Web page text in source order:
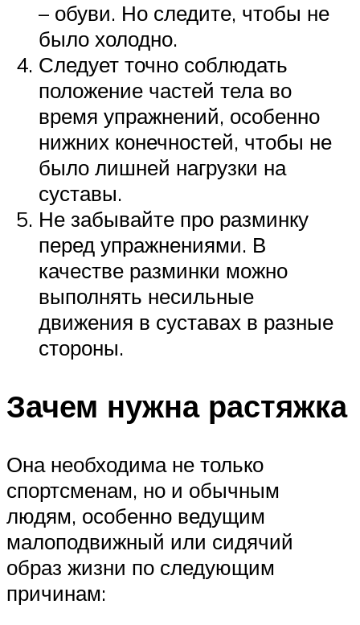
– обуви. Но следите, чтобы не
было холодно.
Следует точно соблюдать
положение частей тела во
время упражнений, особенно
нижних конечностей, чтобы не
было лишней нагрузки на
суставы.
Не забывайте про разминку
перед упражнениями. В
качестве разминки можно
выполнять несильные
движения в суставах в разные
стороны.
Зачем нужна растяжка
Она необходима не только
спортсменам, но и обычным
людям, особенно ведущим
малоподвижный или сидячий
образ жизни по следующим
причинам: